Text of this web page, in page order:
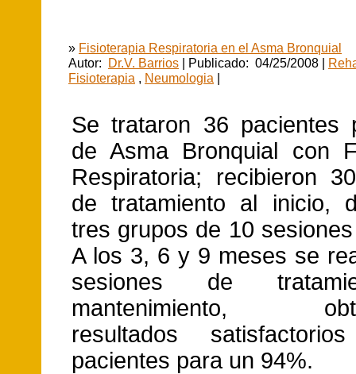
» Fisioterapia Respiratoria en el Asma Bronquial
Autor: Dr.V. Barrios | Publicado: 04/25/2008 |
Fisioterapia , Neumologia |
Se trataron 36 pacientes
de Asma Bronquial con
Respiratoria; recibieron
de tratamiento al inicio,
tres grupos de 10
A los 3, 6 y 9 meses se
sesiones de
mantenimiento,
resultados
pacientes para un 94%.